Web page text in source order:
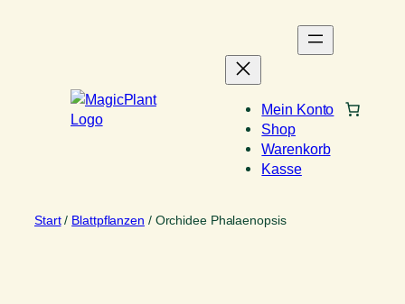
Mein Konto
Shop
Warenkorb
Kasse
Start/ Blattpflanzen / Orchidee Phalaenopsis